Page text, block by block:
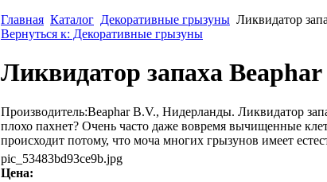
Главная Каталог Декоративные грызуны Ликвидатор
Вернуться к: Декоративные грызуны
Ликвидатор запаха Beaphar
Производитель:Beaphar B.V., Нидерланды. Ликвидатор
плохо пахнет? Очень часто даже вовремя вычищенные
происходит потому, что моча многих грызунов имеет
pic_53483bd93ce9b.jpg
Цена: